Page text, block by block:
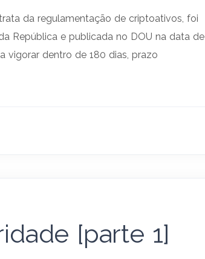
da regulamentação de criptoativos, foi
República e publicada no DOU na data de
vigorar dentro de 180 dias, prazo
[parte 1]